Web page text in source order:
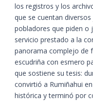
los registros y los
que se cuentan
pobladores que piden o
servicio prestado a la
panorama complejo de
escudriña con esmero
que sostiene su tesis:
convirtió a Rumiñahui
histórica y terminó por